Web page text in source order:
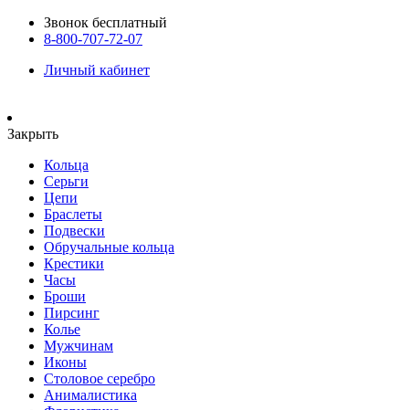
Звонок бесплатный
8-800-707-72-07
Личный кабинет
Закрыть
Кольца
Серьги
Цепи
Браслеты
Подвески
Обручальные кольца
Крестики
Часы
Броши
Пирсинг
Колье
Мужчинам
Иконы
Столовое серебро
Анималистика